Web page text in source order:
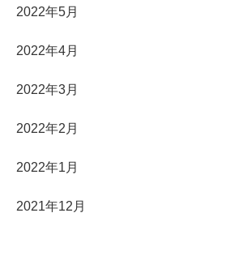
2022年5月
2022年4月
2022年3月
2022年2月
2022年1月
2021年12月